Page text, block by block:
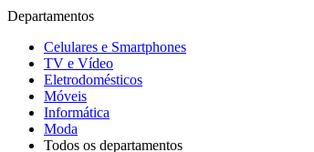
Departamentos
Celulares e Smartphones
TV e Vídeo
Eletrodomésticos
Móveis
Informática
Moda
Todos os departamentos